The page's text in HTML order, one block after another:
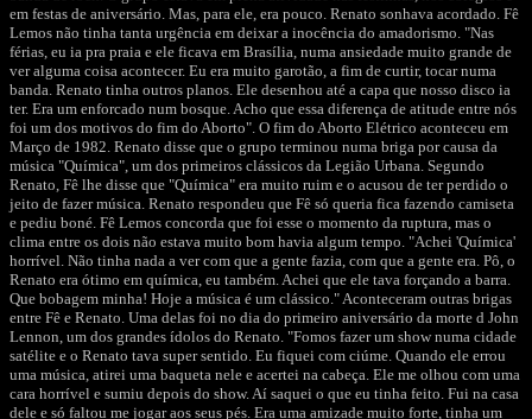
em festas de aniversário. Mas, para ele, era pouco. Renato sonhava acordado. Fê
Lemos não tinha tanta urgência em deixar a inocência do amadorismo. "Nas
férias, eu ia pra praia e ele ficava em Brasília, numa ansiedade muito grande de
ver alguma coisa acontecer. Eu era muito garotão, a fim de curtir, tocar numa
banda. Renato tinha outros planos. Ele desenhou até a capa que nosso disco ia
ter. Era um enforcado num bosque. Acho que essa diferença de atitude entre nós
foi um dos motivos do fim do Aborto". O fim do Aborto Elétrico aconteceu em
Março de 1982. Renato disse que o grupo terminou numa briga por causa da
música "Química", um dos primeiros clássicos da Legião Urbana. Segundo
Renato, Fê lhe disse que "Química" era muito ruim e o acusou de ter perdido o
jeito de fazer música. Renato respondeu que Fê só queria fica fazendo camiseta
e pediu boné. Fê Lemos concorda que foi esse o momento da ruptura, mas o
clima entre os dois não estava muito bom havia algum tempo. "Achei 'Química'
horrível. Não tinha nada a ver com que a gente fazia, com que a gente era. Pô, o
Renato era ótimo em química, eu também. Achei que ele tava forçando a barra.
Que bobagem minha! Hoje a música é um clássico." Aconteceram outras brigas
entre Fê e Renato. Uma delas foi no dia do primeiro aniversário da morte d John
Lennon, um dos grandes ídolos do Renato. "Fomos fazer um show numa cidade
satélite e o Renato tava super sentido. Eu fiquei com ciúme. Quando ele errou
uma música, atirei uma baqueta nele e acertei na cabeça. Ele me olhou com uma
cara horrível e sumiu depois do show. Aí saquei o que eu tinha feito. Fui na casa
dele e só faltou me jogar aos seus pés. Era uma amizade muito forte, tinha um